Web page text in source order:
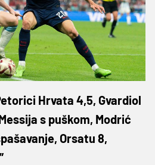
Hrvata 4,5, Gvardiol
s puškom, Modrić
Orsatu 8,